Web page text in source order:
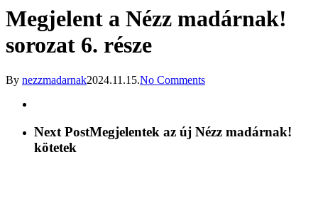
Megjelent a Nézz madárnak!
sorozat 6. része
By nezzmadarnak2024.11.15.No Comments
Next PostMegjelentek az új Nézz madárnak!
kötetek